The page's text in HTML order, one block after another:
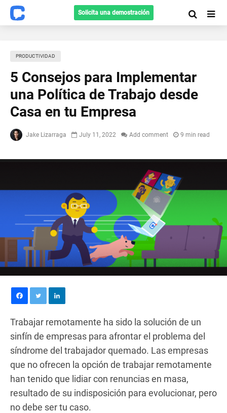
Solicita una demostración
PRODUCTIVIDAD
5 Consejos para Implementar
una Política de Trabajo desde
Casa en tu Empresa
Jake Lizarraga July 11, 2022 Add comment 9 min read
Trabajar remotamente ha sido la solución de un
sinfín de empresas para afrontar el problema del
síndrome del trabajador quemado. Las empresas
que no ofrecen la opción de trabajar remotamente
han tenido que lidiar con renuncias en masa,
resultado de su indisposición para evolucionar, pero
no debe ser tu caso.